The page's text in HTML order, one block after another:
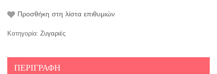
Προσθήκη στη λίστα επιθυμιών
Κατηγορία: Ζυγαριές
ΠΕΡΙΓΡΑΦΉ